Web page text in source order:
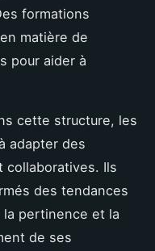
formations
matière de
pour aider à
cette structure, les
adapter des
collaboratives. Ils
des tendances
pertinence et la
de ses